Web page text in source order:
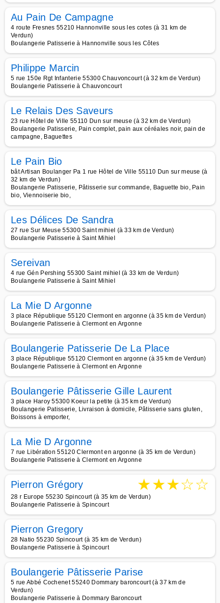
Au Pain De Campagne
4 route Fresnes 55210 Hannonville sous les cotes (à 31 km de
Verdun)
Boulangerie Patisserie à Hannonville sous les Côtes
Philippe Marcin
5 rue 150e Rgt Infanterie 55300 Chauvoncourt (à 32 km de Verdun)
Boulangerie Patisserie à Chauvoncourt
Le Relais Des Saveurs
23 rue Hôtel de Ville 55110 Dun sur meuse (à 32 km de Verdun)
Boulangerie Patisserie, Pain complet, pain aux céréales noir, pain de
campagne, Baguettes
Le Pain Bio
bât Artisan Boulanger Pa 1 rue Hôtel de Ville 55110 Dun sur meuse (à
32 km de Verdun)
Boulangerie Patisserie, Pâtisserie sur commande, Baguette bio, Pain
bio, Viennoiserie bio,
Les Délices De Sandra
27 rue Sur Meuse 55300 Saint mihiel (à 33 km de Verdun)
Boulangerie Patisserie à Saint Mihiel
Sereivan
4 rue Gén Pershing 55300 Saint mihiel (à 33 km de Verdun)
Boulangerie Patisserie à Saint Mihiel
La Mie D Argonne
3 place République 55120 Clermont en argonne (à 35 km de Verdun)
Boulangerie Patisserie à Clermont en Argonne
Boulangerie Patisserie De La Place
3 place République 55120 Clermont en argonne (à 35 km de Verdun)
Boulangerie Patisserie à Clermont en Argonne
Boulangerie Pâtisserie Gille Laurent
3 place Haroy 55300 Koeur la petite (à 35 km de Verdun)
Boulangerie Patisserie, Livraison à domicile, Pâtisserie sans gluten,
Boissons à emporter,
La Mie D Argonne
7 rue Libération 55120 Clermont en argonne (à 35 km de Verdun)
Boulangerie Patisserie à Clermont en Argonne
Pierron Grégory ★★★☆☆
28 r Europe 55230 Spincourt (à 35 km de Verdun)
Boulangerie Patisserie à Spincourt
Pierron Gregory
28 Natio 55230 Spincourt (à 35 km de Verdun)
Boulangerie Patisserie à Spincourt
Boulangerie Pâtisserie Parise
5 rue Abbé Cochenet 55240 Dommary baroncourt (à 37 km de
Verdun)
Boulangerie Patisserie à Dommary Baroncourt